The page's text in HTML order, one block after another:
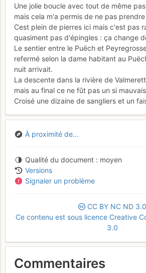
Une jolie boucle avec tout de même
mais cela m'a permis de ne pas
Cest plein de pierres ici mais c'est pas
quasiment pas d'épingles : ça change
Le sentier entre le Puëch et
refermé selon la dame habitant au
nuit arrivait.
La descente dans la rivière de
mais au final ce ne fût pas un si
Croisé une dizaine de sangliers et un
À proximité de...
Qualité du document
moyen
Versions
Signaler un problème
CC BY NC ND 3.0
Ce contenu est sous licence Creative
3.0
Commentaires